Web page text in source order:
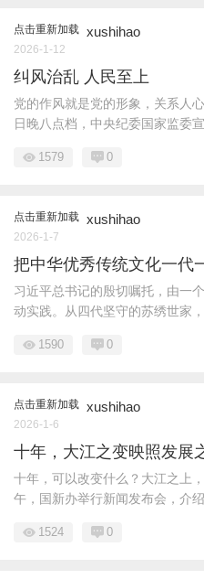
点击重新加载 xushihao
2026-1-12
纠风治乱 人民至上
党的作风就是党的形象，关系人
日晚八点档，中央纪委国家监委宣
1579 0
点击重新加载 xushihao
2026-1-7
把中华优秀传统文化一代
习近平总书记的殷切嘱托，由一
动实践。从四代坚守的苏绣世家，
1590 0
点击重新加载 xushihao
2026-1-6
十年，大江之变映照发展
十年，可以改变什么？大江之上
午，国新办举行新闻发布会，介绍
1524 0